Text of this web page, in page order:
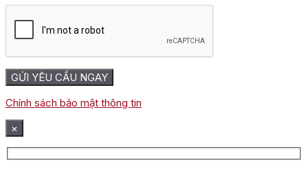
Chính sách bảo mật thông tin
×